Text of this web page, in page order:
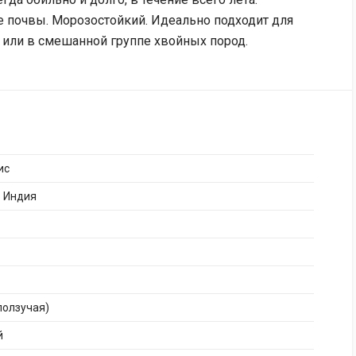
Морозостойкий. Идеально подходит для
в смешанной группе хвойных пород.
Индия